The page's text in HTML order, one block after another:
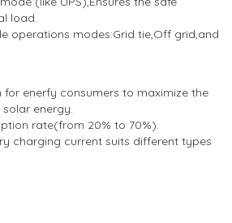
load.
operations modes:Grid tie,Off grid,and
for enerfy consumers to maximize the
energy.
rate(from 20% to 70%).
charging current suits different types